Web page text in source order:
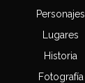
Personajes
Lugares
Historia
Fotografía